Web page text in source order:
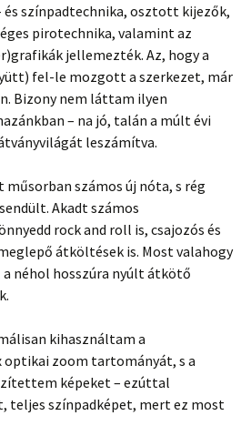
színpadtechnika, osztott kijezők,
pirotechnika, valamint az
jellemezték. Az, hogy a
fel-le mozgott a szerkezet, már
Bizony nem láttam ilyen
– na jó, talán a múlt évi
leszámítva.
számos új nóta, s rég
Akadt számos
rock and roll is, csajozós és
átköltések is. Most valahogy
néhol hosszúra nyúlt átkötő
kihasználtam a
optikai zoom tartományát, s a
képeket – ezúttal
teljes színpadképet, mert ez most